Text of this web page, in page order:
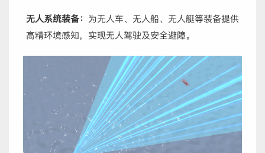
无人系统装备： 为无人车、无人船、无人艇等装备提供
高精环境感知，实现无人驾驶及安全避障。